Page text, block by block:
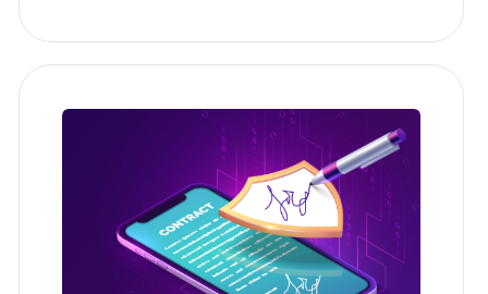
네이버 검색
구글 검색
배너 광고
지인 추천
기타